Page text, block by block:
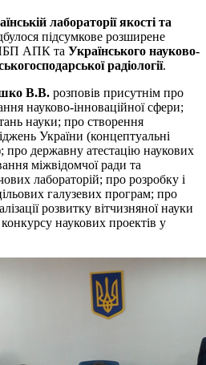
лабораторії якості та
підсумкове розширене
АПК та Українського науково-
радіології.
В.В. розповів присутнім про
науково-інноваційної сфери;
науки; про створення
України (концептуальні
про державну атестацію наукових
міжвідомчої ради та
лабораторій; про розробку і
галузевих програм; про
розвитку вітчизняної науки
наукових проектів у